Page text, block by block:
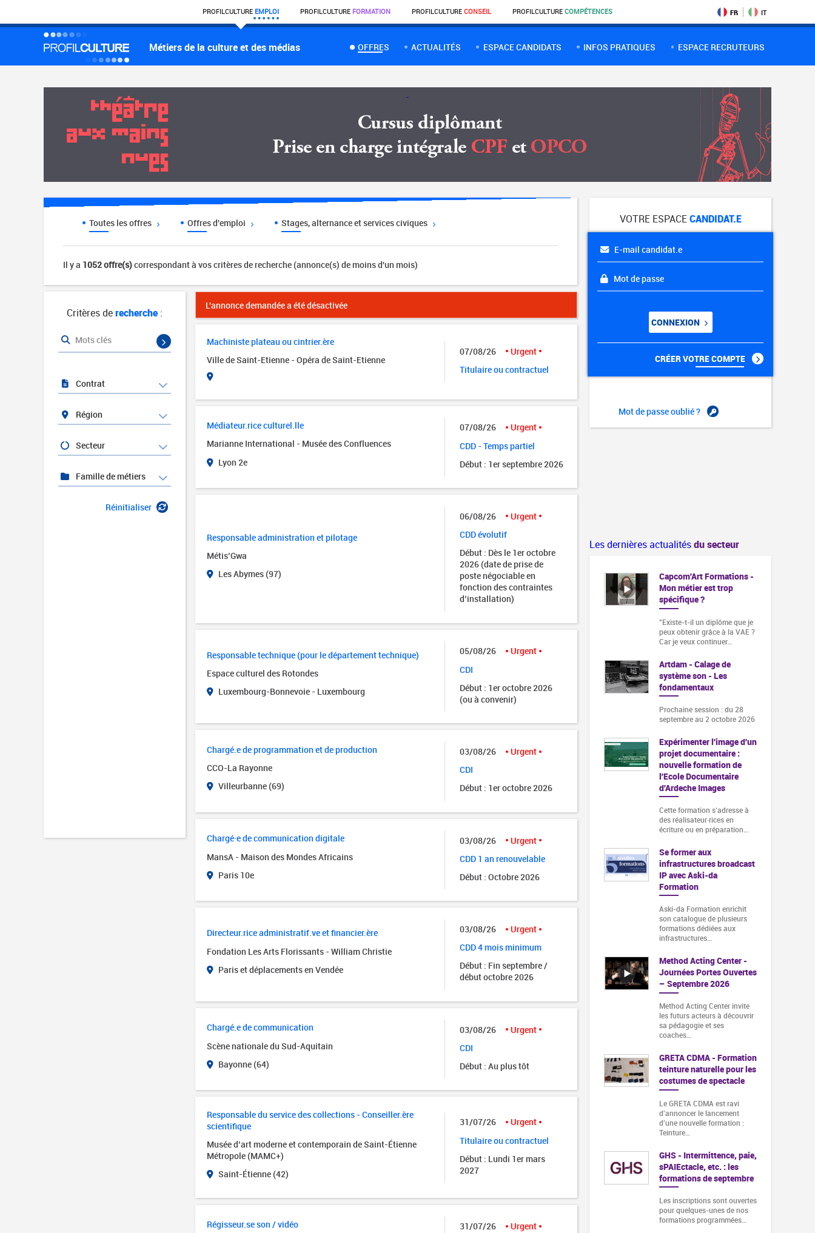
PROFILCULTURE EMPLOI PROFILCULTURE FORMATION PROFILCULTURE CONSEIL PROFILCULTURE COMPÉTENCES FR IT
Métiers de la culture et des médias OFFRES ACTUALITÉS ESPACE CANDIDATS INFOS PRATIQUES ESPACE RECRUTEURS
Toutes les offres Offres d'emploi Stages, alternance et services civiques
Il y a 1052 offre(s)correspondant à vos critères de recherche (annonce(s) de moins d'un mois)
L'annonce demandée a été désactivée
Machiniste plateau ou cintrier.ère
Ville de Saint-Etienne - Opéra de Saint-Etienne
07/08/26
Urgent
Titulaire ou contractuel
Médiateur.rice culturel.lle
Marianne International - Musée des Confluences
Lyon 2e
07/08/26
Urgent
CDD - Temps partiel
Début : 1er septembre 2026
Responsable administration et pilotage
Métis’Gwa
Les Abymes (97)
06/08/26
Urgent
CDD évolutif
Début : Dès le 1er octobre
2026 (date de prise de
poste négociable en
fonction des contraintes
d’installation)
Responsable technique (pour le département technique)
Espace culturel des Rotondes
Luxembourg-Bonnevoie - Luxembourg
05/08/26
Urgent
CDI
Début : 1er octobre 2026
(ou à convenir)
Chargé.e de programmation et de production
CCO-La Rayonne
Villeurbanne (69)
03/08/26
Urgent
CDI
Début : 1er octobre 2026
Chargé·e de communication digitale
MansA - Maison des Mondes Africains
Paris 10e
03/08/26
Urgent
CDD 1 an renouvelable
Début : Octobre 2026
Directeur.rice administratif.ve et financier.ère
Fondation Les Arts Florissants - William Christie
Paris et déplacements en Vendée
03/08/26
Urgent
CDD 4 mois minimum
Début : Fin septembre /
début octobre 2026
Chargé.e de communication
Scène nationale du Sud-Aquitain
Bayonne (64)
03/08/26
Urgent
CDI
Début : Au plus tôt
Responsable du service des collections - Conseiller.ère
scientifique
Musée d’art moderne et contemporain de Saint-Étienne
Métropole (MAMC+)
Saint-Étienne (42)
31/07/26
Urgent
Titulaire ou contractuel
Début : Lundi 1er mars
2027
Régisseur.se son / vidéo
31/07/26
Urgent
Critères derecherche:
Mots clés
Contrat
Région
Secteur
Famille de métiers
Réinitialiser
VOTRE ESPACECANDIDAT.E
E-mail candidat.e
Mot de passe
CONNEXION
CRÉER VOTRE COMPTE
Mot de passe oublié ?
Les dernières actualitésdu secteur
Capcom'Art Formations -
Mon métier est trop
spécifique ?
"Existe-t-il un diplôme que je
peux obtenir grâce à la VAE ?
Car je veux continuer…
Artdam - Calage de
système son - Les
fondamentaux
Prochaine session : du 28
septembre au 2 octobre 2026
Expérimenter l'image d'un
projet documentaire :
nouvelle formation de
l'Ecole Documentaire
d'Ardeche Images
Cette formation s‘adresse à
des réalisateur·rices en
écriture ou en préparation…
Se former aux
infrastructures broadcast
IP avec Aski-da
Formation
Aski-da Formation enrichit
son catalogue de plusieurs
formations dédiées aux
infrastructures…
Method Acting Center -
Journées Portes Ouvertes
– Septembre 2026
Method Acting Center invite
les futurs acteurs à découvrir
sa pédagogie et ses
coaches…
GRETA CDMA - Formation
teinture naturelle pour les
costumes de spectacle
Le GRETA CDMA est ravi
d'annoncer le lancement
d'une nouvelle formation :
Teinture…
GHS - Intermittence, paie,
sPAIEctacle, etc. : les
formations de septembre
Les inscriptions sont ouvertes
pour quelques-unes de nos
formations programmées…